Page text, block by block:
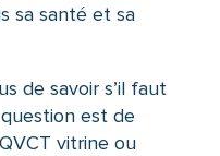
sa santé et sa
de savoir s’il faut
est de
vitrine ou